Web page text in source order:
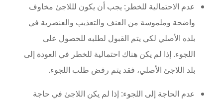
عدم الاحتمالية للخطر: يجب أن يكون لللاجئ مخاوف
واضحة وملموسة من العنف والتعذيب والعنصرية في
بلده الأصلي لكي يتم القبول لطلبه للحصول على
اللجوء. إذا لم يكن هناك احتمالية للخطر في العودة إلى
بلد اللاجئ الأصلي، فقد يتم رفض طلب اللجوء.
عدم الحاجة إلى اللجوء: إذا لم يكن اللاجئ في حاجة